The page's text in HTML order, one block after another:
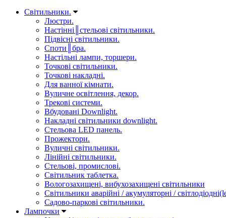
Світильники.
Люстри.
Настінні║стельові світильники.
Підвісні світильники.
Споти║бра.
Настільні лампи, торшери.
Точкові світильники.
Точкові накладні.
Для ванної кімнати.
Вуличне освітлення, декор.
Трекові системи.
Вбудовані Downlight.
Накладні світильники downlight.
Стельова LED панель.
Прожектори.
Вуличні світильники.
Лінійні світильники.
Стельові, промислові.
Світильник таблетка.
Вологозахищені, вибухозахищені світильники
Світильники аварійні / акумуляторні /
Садово-паркові світильники.
Лампочки